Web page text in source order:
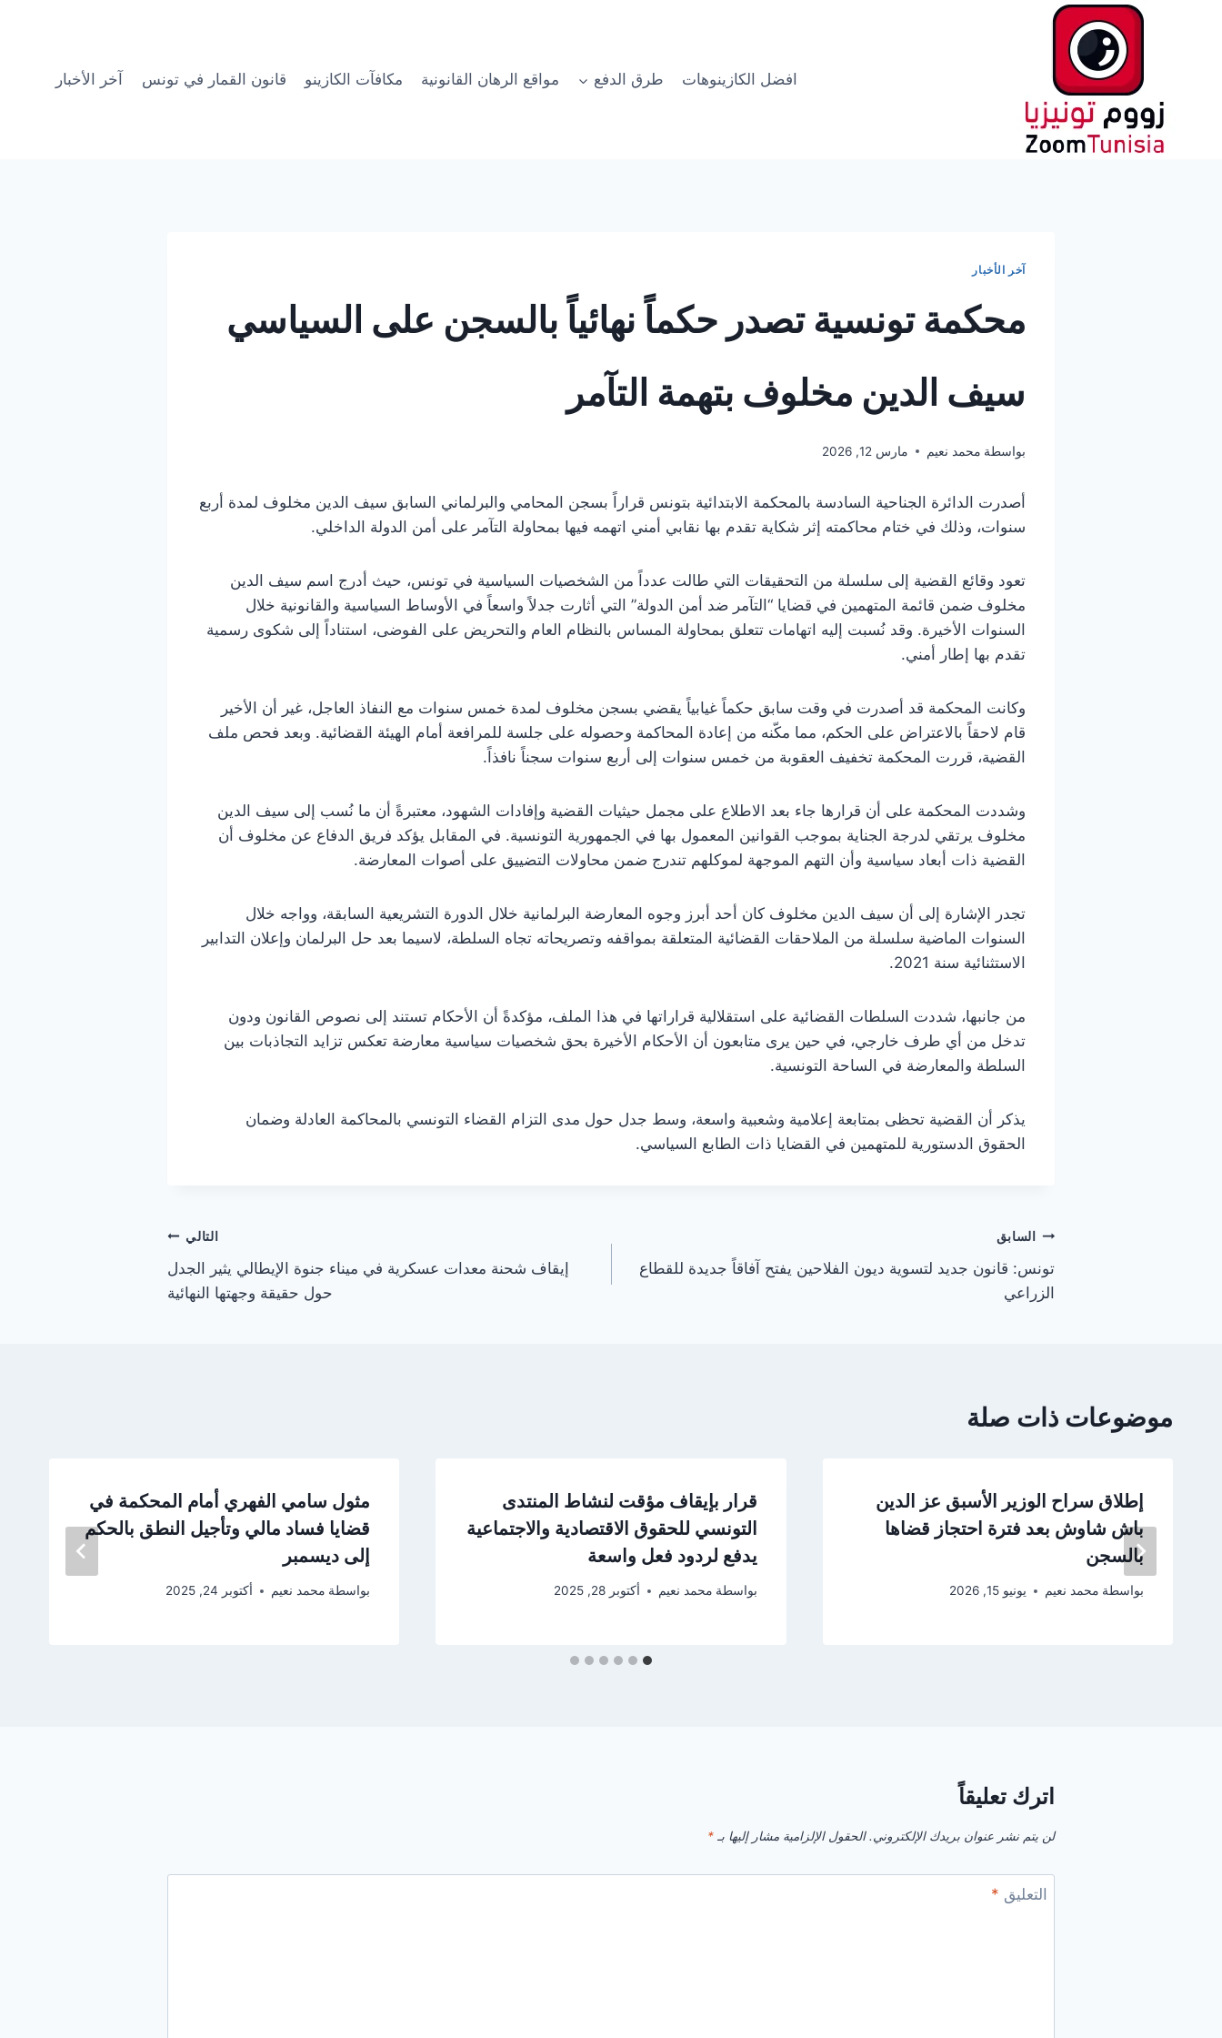
افضل الكازينوهات
طرق الدفع مواقع الرهان القانونية مكافآت الكازينو قانون القمار في تونس آخر الأخبار
آخر الأخبار
محكمة تونسية تصدر حكماً نهائياً بالسجن على السياسي
سيف الدين مخلوف بتهمة التآمر
بواسطة محمد نعيم مارس 12, 2026
أصدرت الدائرة الجناحية السادسة بالمحكمة الابتدائية بتونس قراراً بسجن المحامي والبرلماني السابق سيف الدين مخلوف لمدة أربع
سنوات، وذلك في ختام محاكمته إثر شكاية تقدم بها نقابي أمني اتهمه فيها بمحاولة التآمر على أمن الدولة الداخلي.
تعود وقائع القضية إلى سلسلة من التحقيقات التي طالت عدداً من الشخصيات السياسية في تونس، حيث أدرج اسم سيف الدين
مخلوف ضمن قائمة المتهمين في قضايا “التآمر ضد أمن الدولة” التي أثارت جدلاً واسعاً في الأوساط السياسية والقانونية خلال
السنوات الأخيرة. وقد نُسبت إليه اتهامات تتعلق بمحاولة المساس بالنظام العام والتحريض على الفوضى، استناداً إلى شكوى رسمية
تقدم بها إطار أمني.
وكانت المحكمة قد أصدرت في وقت سابق حكماً غيابياً يقضي بسجن مخلوف لمدة خمس سنوات مع النفاذ العاجل، غير أن الأخير
قام لاحقاً بالاعتراض على الحكم، مما مكّنه من إعادة المحاكمة وحصوله على جلسة للمرافعة أمام الهيئة القضائية. وبعد فحص ملف
القضية، قررت المحكمة تخفيف العقوبة من خمس سنوات إلى أربع سنوات سجناً نافذاً.
وشددت المحكمة على أن قرارها جاء بعد الاطلاع على مجمل حيثيات القضية وإفادات الشهود، معتبرةً أن ما نُسب إلى سيف الدين
مخلوف يرتقي لدرجة الجناية بموجب القوانين المعمول بها في الجمهورية التونسية. في المقابل يؤكد فريق الدفاع عن مخلوف أن
القضية ذات أبعاد سياسية وأن التهم الموجهة لموكلهم تندرج ضمن محاولات التضييق على أصوات المعارضة.
تجدر الإشارة إلى أن سيف الدين مخلوف كان أحد أبرز وجوه المعارضة البرلمانية خلال الدورة التشريعية السابقة، وواجه خلال
السنوات الماضية سلسلة من الملاحقات القضائية المتعلقة بمواقفه وتصريحاته تجاه السلطة، لاسيما بعد حل البرلمان وإعلان التدابير
الاستثنائية سنة 2021.
من جانبها، شددت السلطات القضائية على استقلالية قراراتها في هذا الملف، مؤكدةً أن الأحكام تستند إلى نصوص القانون ودون
تدخل من أي طرف خارجي، في حين يرى متابعون أن الأحكام الأخيرة بحق شخصيات سياسية معارضة تعكس تزايد التجاذبات بين
السلطة والمعارضة في الساحة التونسية.
يذكر أن القضية تحظى بمتابعة إعلامية وشعبية واسعة، وسط جدل حول مدى التزام القضاء التونسي بالمحاكمة العادلة وضمان
الحقوق الدستورية للمتهمين في القضايا ذات الطابع السياسي.
تصفّح
المقالات
السابق
تونس: قانون جديد لتسوية ديون الفلاحين يفتح آفاقاً جديدة للقطاع
الزراعي
التالي
إيقاف شحنة معدات عسكرية في ميناء جنوة الإيطالي يثير الجدل
حول حقيقة وجهتها النهائية
موضوعات ذات صلة
إطلاق سراح الوزير الأسبق عز الدين
باش شاوش بعد فترة احتجاز قضاها
بالسجن
بواسطة محمد نعيم يونيو 15, 2026
قرار بإيقاف مؤقت لنشاط المنتدى
التونسي للحقوق الاقتصادية والاجتماعية
يدفع لردود فعل واسعة
بواسطة محمد نعيم أكتوبر 28, 2025
مثول سامي الفهري أمام المحكمة في
قضايا فساد مالي وتأجيل النطق بالحكم
إلى ديسمبر
بواسطة محمد نعيم أكتوبر 24, 2025
اترك تعليقاً
لن يتم نشر عنوان بريدك الإلكتروني. الحقول الإلزامية مشار إليها بـ *
التعليق *